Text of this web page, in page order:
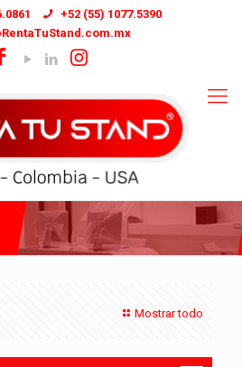
+52 (55) 1077.5390
Mostrar todo